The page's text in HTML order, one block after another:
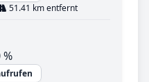
51.41 km entfernt